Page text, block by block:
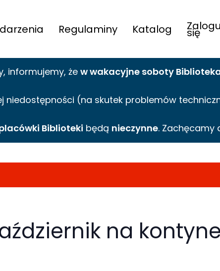
Regulaminy Katalog się
informujemy, że w wakacyjne soboty
niedostępności (na skutek problemów
Biblioteki będą nieczynne. Zachęcamy
na